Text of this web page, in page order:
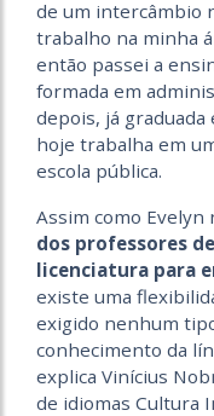
de um intercâmbio
trabalho na minha
então passei a
formada em
depois, já
hoje trabalha em
escola pública.
Assim como Evelyn
dos professores
licenciatura para
existe uma
exigido nenhum
conhecimento da
explica Vinícius
de idiomas Cultura